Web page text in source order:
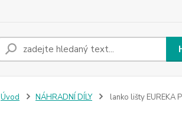
Úvod NÁHRADNÍ DÍLY lanko lišty EUREKA